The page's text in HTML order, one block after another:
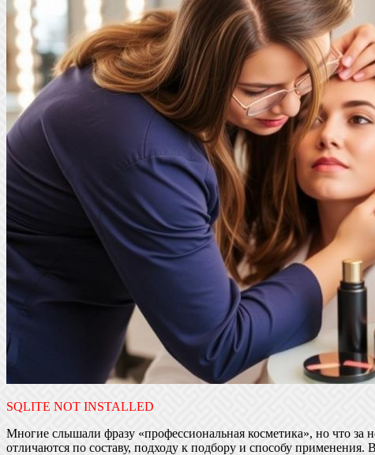
SQLITE NOT INSTALLED
Многие слышали фразу «профессиональная косметика», но что за
отличаются по составу, подходу к подбору и способу применения.